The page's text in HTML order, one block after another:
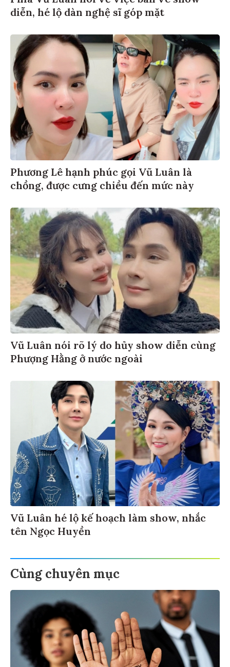
diễn, hé lộ dàn nghệ sĩ góp mặt
Phương Lê hạnh phúc gọi Vũ Luân là
chồng, được cưng chiều đến mức này
Vũ Luân nói rõ lý do hủy show diễn cùng
Phượng Hằng ở nước ngoài
Vũ Luân hé lộ kế hoạch làm show, nhắc
tên Ngọc Huyền
Cùng chuyên mục